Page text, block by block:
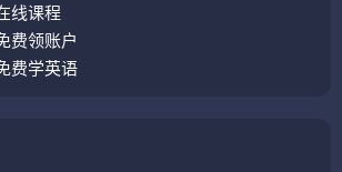
线课程
费领账户
费学英语